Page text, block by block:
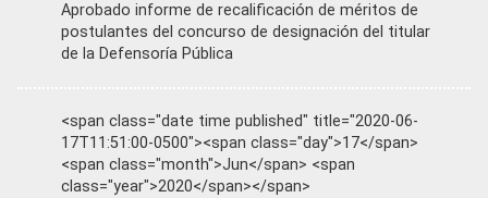
Aprobado informe de recalificación de méritos de
postulantes del concurso de designación del titular
de la Defensoría Pública
<span class="date time published" title="2020-06-
17T11:51:00-0500"><span class="day">17</span>
<span class="month">Jun</span> <span
class="year">2020</span></span>